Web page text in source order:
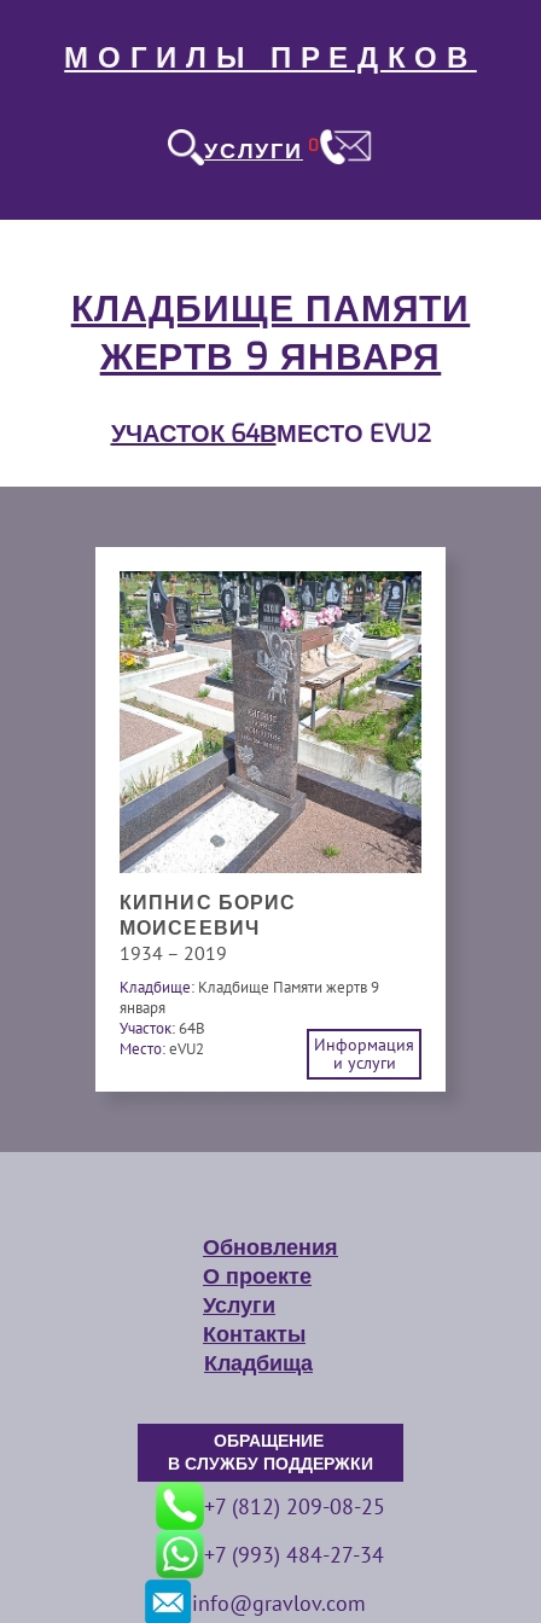
МОГИЛЫ ПРЕДКОВ
УСЛУГИ 0
КЛАДБИЩЕ ПАМЯТИ
ЖЕРТВ 9 ЯНВАРЯ
УЧАСТОК 64ВМЕСТО EVU2
КИПНИС БОРИС
МОИСЕЕВИЧ
1934 – 2019
Кладбище: Кладбище Памяти жертв 9
января
Участок:64В
Место:eVU2
Информация
и услуги
Обновления
О проекте
Услуги
Контакты
Кладбища
ОБРАЩЕНИЕ
В СЛУЖБУ ПОДДЕРЖКИ
+7 (812) 209-08-25
+7 (993) 484-27-34
info@gravlov.com